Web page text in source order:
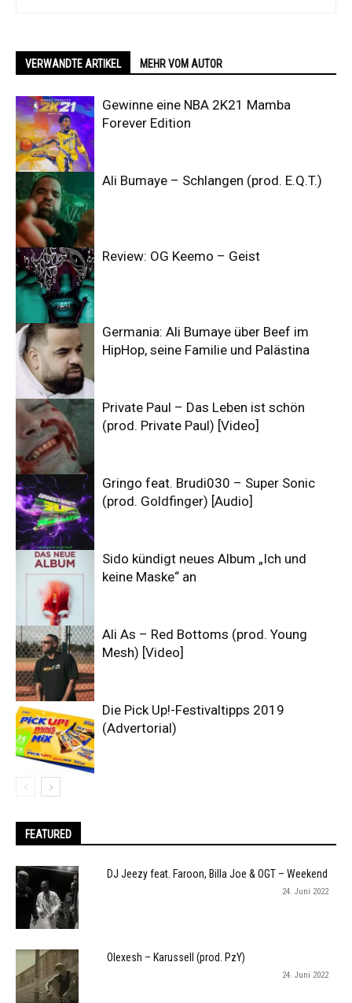
VERWANDTE ARTIKEL MEHR VOM AUTOR
Gewinne eine NBA 2K21 Mamba
Forever Edition
Ali Bumaye – Schlangen (prod. E.Q.T.)
Review: OG Keemo – Geist
Germania: Ali Bumaye über Beef im
HipHop, seine Familie und Palästina
Private Paul – Das Leben ist schön
(prod. Private Paul) [Video]
Gringo feat. Brudi030 – Super Sonic
(prod. Goldfinger) [Audio]
Sido kündigt neues Album „Ich und
keine Maske“ an
Ali As – Red Bottoms (prod. Young
Mesh) [Video]
Die Pick Up!-Festivaltipps 2019
(Advertorial)
FEATURED
DJ Jeezy feat. Faroon, Billa Joe & OGT – Weekend
24. Juni 2022
Olexesh – Karussell (prod. PzY)
24. Juni 2022